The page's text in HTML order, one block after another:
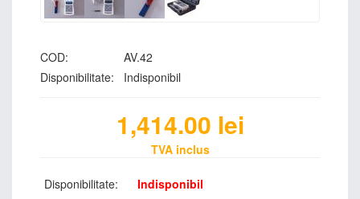
COD:
AV.42
Disponibilitate:
Indisponibil
1,414.00 lei
TVA inclus
Disponibilitate: Indisponibil